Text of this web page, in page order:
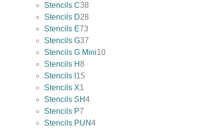
Stencils C38
Stencils D28
Stencils E73
Stencils G37
Stencils G Mini10
Stencils H8
Stencils I 15
Stencils X1
Stencils SH4
Stencils P7
Stencils PUN4